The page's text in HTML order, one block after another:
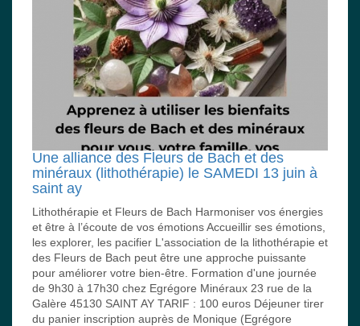
Une alliance des Fleurs de Bach et des
minéraux (lithothérapie) le SAMEDI 13 juin à
saint ay
Lithothérapie et Fleurs de Bach Harmoniser vos énergies
et être à l’écoute de vos émotions Accueillir ses émotions,
les explorer, les pacifier L'association de la lithothérapie et
des Fleurs de Bach peut être une approche puissante
pour améliorer votre bien-être. Formation d'une journée
de 9h30 à 17h30 chez Egrégore Minéraux 23 rue de la
Galère 45130 SAINT AY TARIF : 100 euros Déjeuner tirer
du panier inscription auprès de Monique (Egrégore